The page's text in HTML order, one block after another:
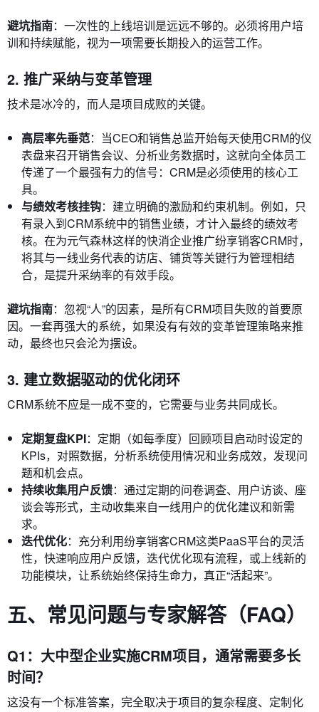
避坑指南：一次性的上线培训是远远不够的。必须将用户培
训和持续赋能，视为一项需要长期投入的运营工作。
2. 推广采纳与变革管理
技术是冰冷的，而人是项目成败的关键。
高层率先垂范：当CEO和销售总监开始每天使用CRM的仪
表盘来召开销售会议、分析业务数据时，这就向全体员工
传递了一个最强有力的信号：CRM是必须使用的核心工
具。
与绩效考核挂钩：建立明确的激励和约束机制。例如，只
有录入到CRM系统中的销售业绩，才计入最终的绩效考
核。在为元气森林这样的快消企业推广纷享销客CRM时，
将其与一线业务代表的访店、铺货等关键行为管理相结
合，是提升采纳率的有效手段。
避坑指南：忽视“人”的因素，是所有CRM项目失败的首要原
因。一套再强大的系统，如果没有有效的变革管理策略来推
动，最终也只会沦为摆设。
3. 建立数据驱动的优化闭环
CRM系统不应是一成不变的，它需要与业务共同成长。
定期复盘KPI：定期（如每季度）回顾项目启动时设定的
KPIs，对照数据，分析系统使用情况和业务成效，发现问
题和机会点。
持续收集用户反馈：通过定期的问卷调查、用户访谈、座
谈会等形式，主动收集来自一线用户的优化建议和新需
求。
迭代优化：充分利用纷享销客CRM这类PaaS平台的灵活
性，快速响应用户反馈，迭代优化现有流程，或上线新的
功能模块，让系统始终保持生命力，真正“活起来”。
五、常见问题与专家解答（FAQ）
Q1：大中型企业实施CRM项目，通常需要多长
时间？
这没有一个标准答案，完全取决于项目的复杂程度、定制化